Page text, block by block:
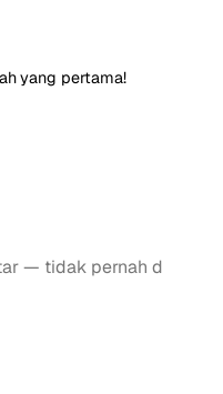
yang pertama!